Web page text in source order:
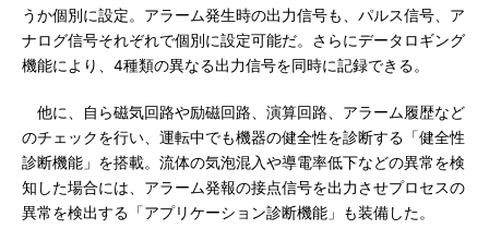
うか個別に設定。アラーム発生時の出力信号も、パルス信号、ア
ナログ信号それぞれで個別に設定可能だ。さらにデータロギング
機能により、4種類の異なる出力信号を同時に記録できる。
他に、自ら磁気回路や励磁回路、演算回路、アラーム履歴など
のチェックを行い、運転中でも機器の健全性を診断する「健全性
診断機能」を搭載。流体の気泡混入や導電率低下などの異常を検
知した場合には、アラーム発報の接点信号を出力させプロセスの
異常を検出する「アプリケーション診断機能」も装備した。